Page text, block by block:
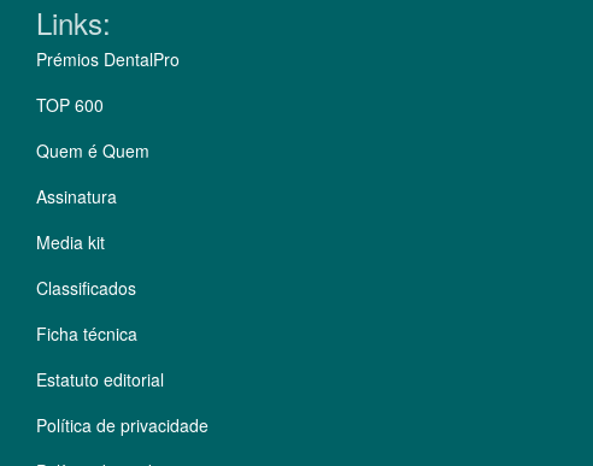
Links:
Prémios DentalPro
TOP 600
Quem é Quem
Assinatura
Media kit
Classificados
Ficha técnica
Estatuto editorial
Política de privacidade